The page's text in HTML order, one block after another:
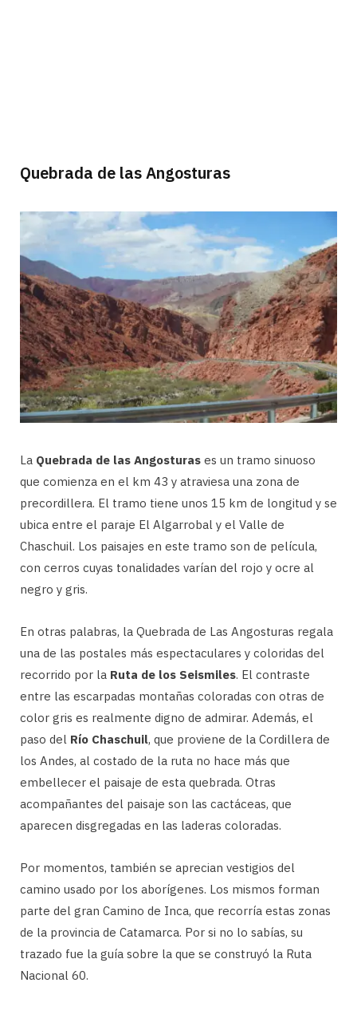
Quebrada de las Angosturas
La Quebrada de las Angosturas es un tramo sinuoso
que comienza en el km 43 y atraviesa una zona de
precordillera. El tramo tiene unos 15 km de longitud y se
ubica entre el paraje El Algarrobal y el Valle de
Chaschuil. Los paisajes en este tramo son de película,
con cerros cuyas tonalidades varían del rojo y ocre al
negro y gris.
En otras palabras, la Quebrada de Las Angosturas regala
una de las postales más espectaculares y coloridas del
recorrido por la Ruta de los Seismiles. El contraste
entre las escarpadas montañas coloradas con otras de
color gris es realmente digno de admirar. Además, el
paso del Río Chaschuil, que proviene de la Cordillera de
los Andes, al costado de la ruta no hace más que
embellecer el paisaje de esta quebrada. Otras
acompañantes del paisaje son las cactáceas, que
aparecen disgregadas en las laderas coloradas.
Por momentos, también se aprecian vestigios del
camino usado por los aborígenes. Los mismos forman
parte del gran Camino de Inca, que recorría estas zonas
de la provincia de Catamarca. Por si no lo sabías, su
trazado fue la guía sobre la que se construyó la Ruta
Nacional 60.